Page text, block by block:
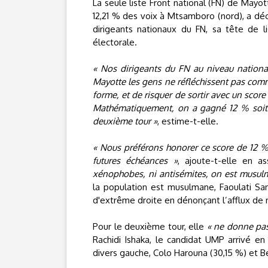
La seule liste Front national (FN) de
12,21 % des voix à Mtsamboro (nord), a
dirigeants nationaux du FN, sa tête de
électorale.
« Nos dirigeants du FN au niveau
Mayotte les gens ne réfléchissent pas
forme, et de risquer de sortir avec un
Mathématiquement, on a gagné 12 %
deuxième tour », estime-t-elle.
« Nous préférons honorer ce score de 12
futures échéances », ajoute-t-elle en
xénophobes, ni antisémites, on est
la population est musulmane, Faoulati
d'extrême droite en dénonçant l’afflux de
Pour le deuxième tour, elle « ne donne
Rachidi Ishaka, le candidat UMP arrivé
divers gauche, Colo Harouna (30,15 %) et